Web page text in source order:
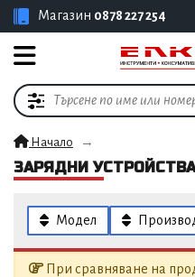
Магазин 0878 227 254
Начало
ЗАРЯДНИ УСТРОЙСТВА
Модел
При сравняване на